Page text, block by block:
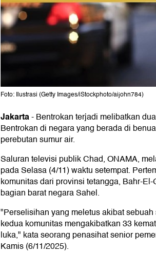
Foto: Ilustrasi (Getty Images/iStockphoto/aijohn784)
Jakarta-Bentrokan terjadi melibatkan
Bentrokan di negara yang berada di
perebutan sumur air.
Saluran televisi publik Chad, ONAMA,
pada Selasa (4/11) waktu setempat.
komunitas dari provinsi tetangga, Bahr-
bagian barat negara Sahel.
"Perselisihan yang meletus akibat
kedua komunitas mengakibatkan 33
luka," kata seorang penasihat senior
Kamis (6/11/2025).